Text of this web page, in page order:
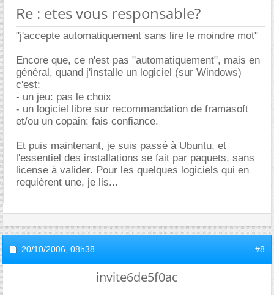
Re : etes vous responsable?
"j'accepte automatiquement sans lire le moindre mot"
Encore que, ce n'est pas "automatiquement", mais en
général, quand j'installe un logiciel (sur Windows)
c'est:
- un jeu: pas le choix
- un logiciel libre sur recommandation de framasoft
et/ou un copain: fais confiance.
Et puis maintenant, je suis passé à Ubuntu, et
l'essentiel des installations se fait par paquets, sans
license à valider. Pour les quelques logiciels qui en
requièrent une, je lis...
20/10/2006, 08h38 #8
invite6de5f0ac